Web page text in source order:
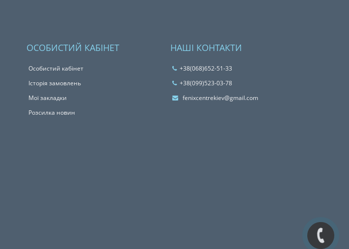
ОСОБИСТИЙ КАБІНЕТ
Особистий кабінет
Історія замовлень
Мої закладки
Розсилка новин
НАШІ КОНТАКТИ
+38(068)652-51-33
‎+38(099)523-03-78
fenixcentrekiev@gmail.com